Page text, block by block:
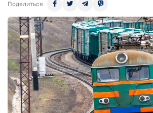
Поделиться